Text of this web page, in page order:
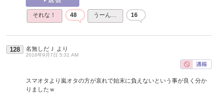
それな！ 48 うーん… 16
128 名無しだＪ より
2016年9月7日 5:31 AM
スマオタより嵐オタの方が哀れで始末に負えないという事が良く分か
りましたｗ